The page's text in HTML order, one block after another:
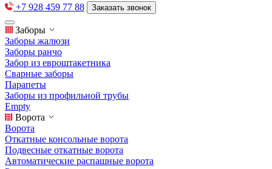
+7 928 459 77 88 Заказать звонок
Заборы
Заборы жалюзи
Заборы ранчо
Забор из евроштакетника
Сварные заборы
Парапеты
Заборы из профильной трубы
Empty
Ворота
Ворота
Откатные консольные ворота
Подвесные откатные ворота
Автоматические распашные ворота